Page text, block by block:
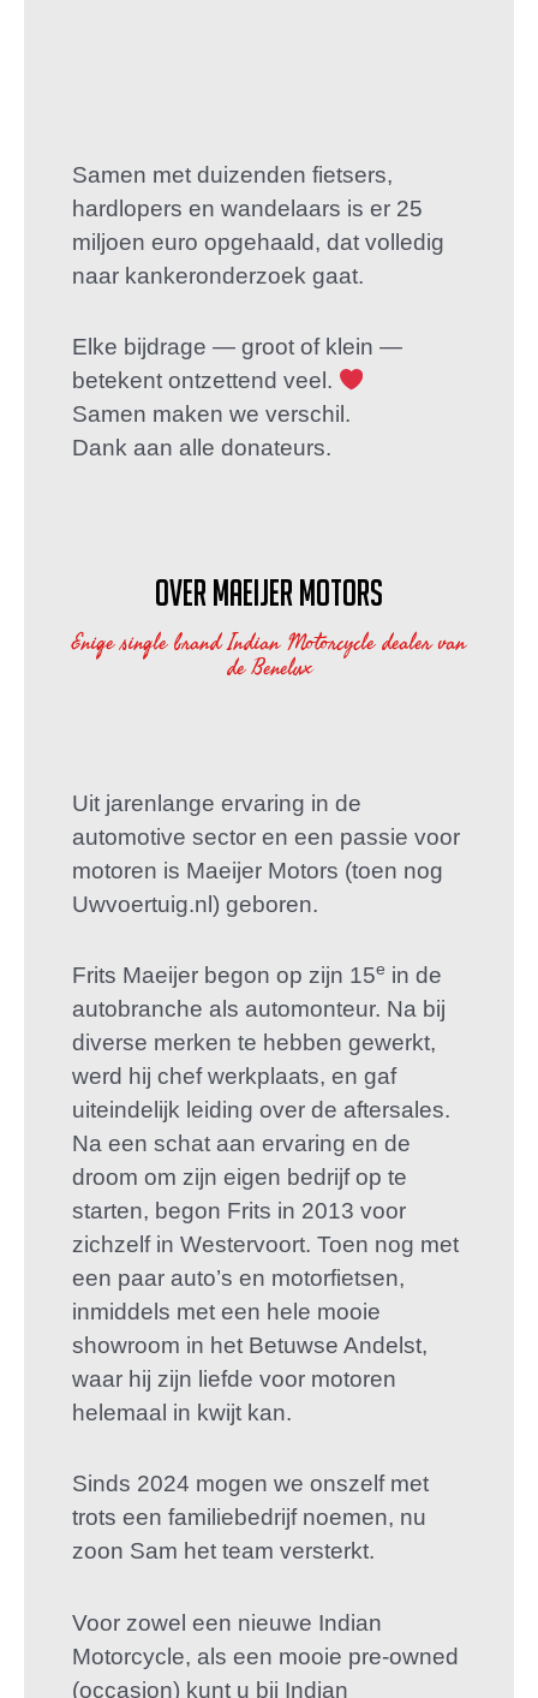
Samen met duizenden fietsers,
hardlopers en wandelaars is er 25
miljoen euro opgehaald, dat volledig
naar kankeronderzoek gaat.
Elke bijdrage — groot of klein —
betekent ontzettend veel.
Samen maken we verschil.
Dank aan alle donateurs.
Over Maeijer Motors
Enige single brand Indian Motorcycle dealer van
de Benelux
Uit jarenlange ervaring in de
automotive sector en een passie voor
motoren is Maeijer Motors (toen nog
Uwvoertuig.nl) geboren.
Frits Maeijer begon op zijn 15e in de
autobranche als automonteur. Na bij
diverse merken te hebben gewerkt,
werd hij chef werkplaats, en gaf
uiteindelijk leiding over de aftersales.
Na een schat aan ervaring en de
droom om zijn eigen bedrijf op te
starten, begon Frits in 2013 voor
zichzelf in Westervoort. Toen nog met
een paar auto’s en motorfietsen,
inmiddels met een hele mooie
showroom in het Betuwse Andelst,
waar hij zijn liefde voor motoren
helemaal in kwijt kan.
Sinds 2024 mogen we onszelf met
trots een familiebedrijf noemen, nu
zoon Sam het team versterkt.
Voor zowel een nieuwe Indian
Motorcycle, als een mooie pre-owned
(occasion) kunt u bij Indian